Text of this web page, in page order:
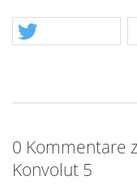
- u.v.m.
Die Artikel verstehen
0 Kommentare
Konvolut 5